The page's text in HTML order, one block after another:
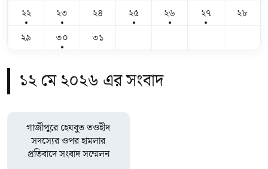
১২ মে ২০২৬ এর সংবাদ
গাজীপুরে হেযবুত তওহীদ
সদস্যের ওপর হামলার
প্রতিবাদে সংবাদ সম্মেলন
২২
২৩ ২৪ ২৫ ২৬ ২৭
২৮
২৯
৩০ ৩১